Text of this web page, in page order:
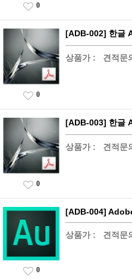
0
[ADB-002] 한글
상품가 : 견적문
0
[ADB-003] 한글
상품가 : 견적문
0
[ADB-004]
상품가 : 견적문
0